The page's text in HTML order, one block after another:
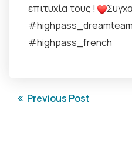
επιτυχία τους !
#highpass_french
Previous Post